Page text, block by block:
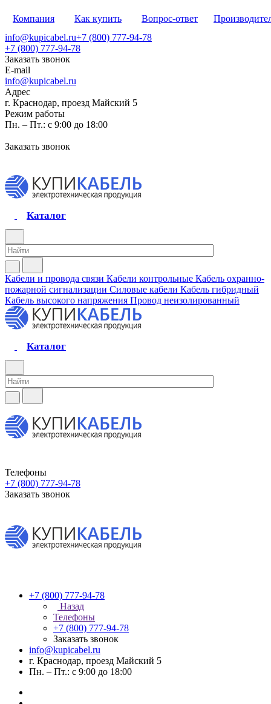
Компания Как купить Вопрос-ответ
info@kupicabel.ru+7 (800) 777-94-78
+7 (800) 777-94-78
Заказать звонок
E-mail
info@kupicabel.ru
Адрес
г. Краснодар, проезд Майский 5
Режим работы
Пн. – Пт.: с 9:00 до 18:00
Заказать звонок
Каталог
Кабели и провода связи Кабели контрольные Кабель охранно-
пожарной сигнализации Силовые кабели Кабель гибридный
Кабель высокого напряжения Провод неизолированный
Каталог
Телефоны
+7 (800) 777-94-78
Заказать звонок
+7 (800) 777-94-78
Назад
Телефоны
+7 (800) 777-94-78
Заказать звонок
info@kupicabel.ru
г. Краснодар, проезд Майский 5
Пн. – Пт.: с 9:00 до 18:00